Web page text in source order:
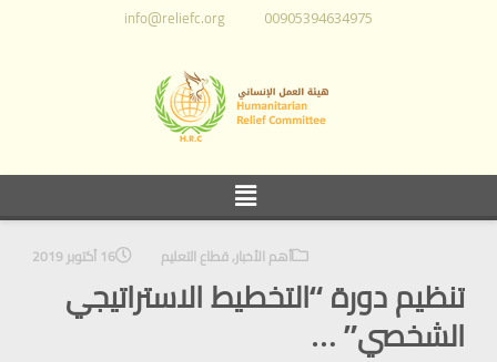
00905394634975
info@reliefc.org
16 أكتوبر 2019 أهم الأخبار,قطاع التعليم
تنظيم دورة “التخطيط الاستراتيجي
الشخصي” …